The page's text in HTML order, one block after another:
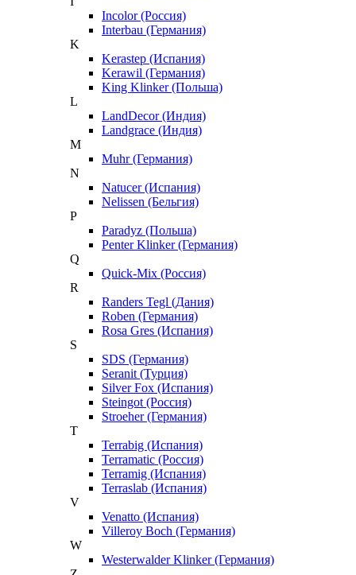
Incolor (Россия)
Interbau (Германия)
K
Kerastep (Испания)
Kerawil (Германия)
King Klinker (Польша)
L
LandDecor (Индия)
Landgrace (Индия)
M
Muhr (Германия)
N
Natucer (Испания)
Nelissen (Бельгия)
P
Paradyz (Польша)
Penter Klinker (Германия)
Q
Quick-Mix (Россия)
R
Randers Tegl (Дания)
Roben (Германия)
Rosa Gres (Испания)
S
SDS (Германия)
Seranit (Турция)
Silver Fox (Испания)
Steingot (Россия)
Stroeher (Германия)
T
Terrabig (Испания)
Terramatic (Россия)
Terramig (Испания)
Terraslab (Испания)
V
Venatto (Испания)
Villeroy Boch (Германия)
W
Westerwalder Klinker (Германия)